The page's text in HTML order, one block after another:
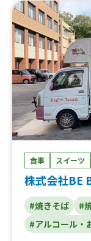
ト、メロンソ
種飲み比べセ
たこ焼き（6個
猪）、生姜焼き
テト、無水キー
ー、角ハイボー
ジュース、喫茶
ト、マカロン
台湾丼、ワン
ガー、ジビエ
ー、スパイシー
コーヒー、アン
ステラ焼き、ワ
げ丼、ワンコイ
タコライス丼、
水キーマカレー
グルメ からし焼
辛！プルコギド
ー、黒烏龍茶、
ド、ビール
食事 スイーツ
株式会社
#焼きそば #
#アルコール・